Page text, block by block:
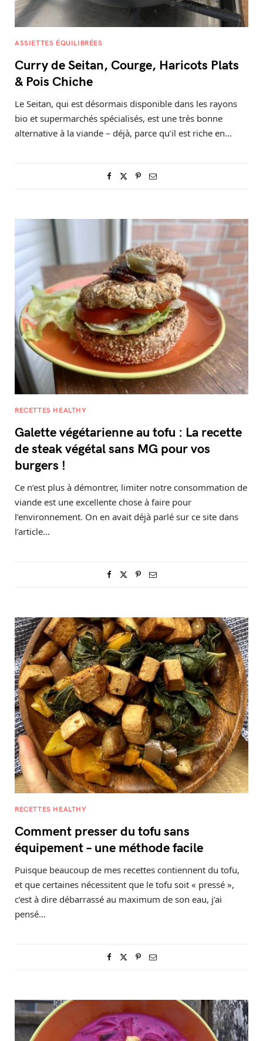
ASSIETTES ÉQUILIBRÉES
Curry de Seitan, Courge, Haricots Plats
& Pois Chiche
Le Seitan, qui est désormais disponible dans les rayons
bio et supermarchés spécialisés, est une très bonne
alternative à la viande – déjà, parce qu’il est riche en…
RECETTES HEALTHY
Galette végétarienne au tofu : La recette
de steak végétal sans MG pour vos
burgers !
Ce n’est plus à démontrer, limiter notre consommation de
viande est une excellente chose à faire pour
l’environnement. On en avait déjà parlé sur ce site dans
l’article…
RECETTES HEALTHY
Comment presser du tofu sans
équipement – une méthode facile
Puisque beaucoup de mes recettes contiennent du tofu,
et que certaines nécessitent que le tofu soit « pressé »,
c’est à dire débarrassé au maximum de son eau, j’ai
pensé…